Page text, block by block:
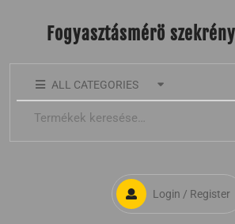
Fogyasztásmérö
ALL CATEGORIES
Login / Register